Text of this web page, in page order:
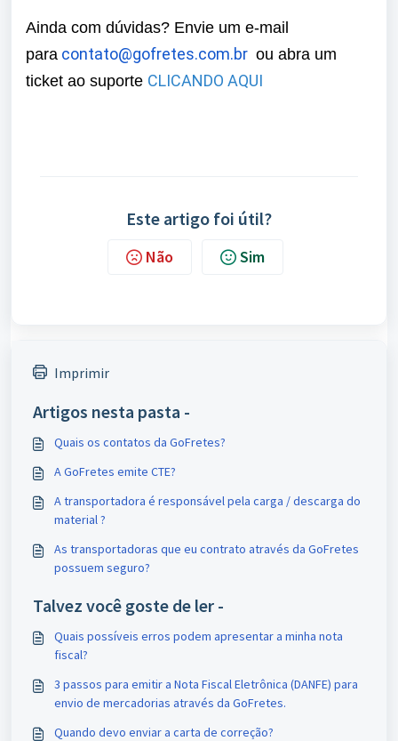
Ainda com dúvidas? Envie um e-mail
para contato@gofretes.com.br ou abra um
ticket ao suporte CLICANDO AQUI
Este artigo foi útil?
Não Sim
Imprimir
Artigos nesta pasta -
Quais os contatos da GoFretes?
A GoFretes emite CTE?
A transportadora é responsável pela carga / descarga do
material ?
As transportadoras que eu contrato através da GoFretes
possuem seguro?
Talvez você goste de ler -
Quais possíveis erros podem apresentar a minha nota
fiscal?
3 passos para emitir a Nota Fiscal Eletrônica (DANFE) para
envio de mercadorias através da GoFretes.
Quando devo enviar a carta de correção?